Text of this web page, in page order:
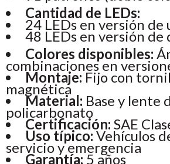
Cantidad de LEDs:
24 LEDs en versión de
48 LEDs en versión de
Colores disponibles:
combinaciones en
Montaje: Fijo con
magnética
Material: Base y lente
policarbonato
Certificación: SAE
Uso típico: Vehículos
servicio y emergencia
Garantía: 5 años